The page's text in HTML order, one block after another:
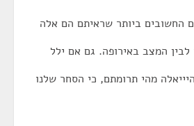
החשובים ביותר שראיתם הם אלה
לבין המצב באירופה. גם אם ילל
מהי תרומתם, כי הסחר שלנו